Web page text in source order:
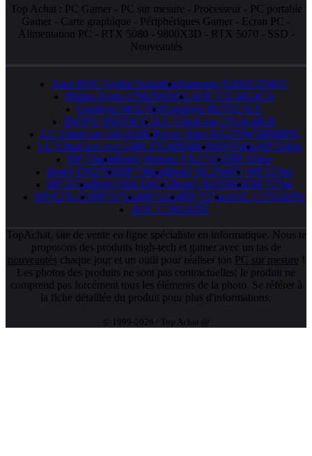
Top Achat : PC Gamer- PC sur mesure - Processeur- PC portable
Gamer - Carte graphique - Périphériques Gamer - Ecran PC -
Alimentation PC - RTX 5080 - 9800X3D - RTX 5070 - SSD -
Nouveautés
Asus ROG Gjallar SoundbarSamsung S24HG350EU
Philips Evnia 27M2N6501LAOC CU34G4CA
Gigabyte MO27Q3Gigabyte M27Q2 ICE
INOVU INST6CG3LG UltraGear 27G414B-B
LG UltraGear 24G414B-BAcer Nitro KG270W5BMIIPX
LG UltraGear evo GM9 27GM950B-BHP P34hcHP 524pu
HP 734pmBenQ Mobiuz EX271QZHP 324pe
BenQ EW270QHP 740pmBenQ XL2540X+HP 527pq
HP 327peBenQ MA320UGBenQ XQ2566XHP 727pk
HP E27k G5HP 527pmHP 524pfHP 727puAOC C27G42FE
AOC C24G42FE
TopAchat, site de vente en ligne spécialiste en informatique. Nous te
proposons des produits high-tech et gamer avec un tas de
nouveautés chaque jour et un outil pour réaliser ton PC sur mesure !
Les photos des produits ne sont pas contractuelles; le produit ne
comprend pas forcément tous les éléments de la photo. Se référer à
la fiche détaillée du produit pour plus d'informations.
© 1999-2026 / Top Achat @